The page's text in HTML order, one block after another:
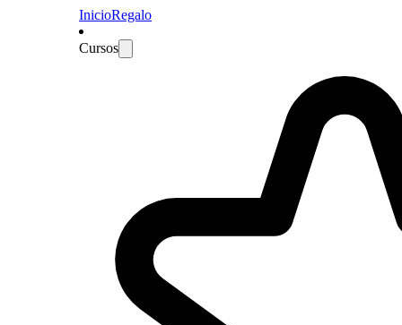
InicioRegalo
Cursos